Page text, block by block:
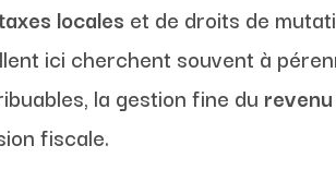
locales et de droits de
ici cherchent souvent à
la gestion fine du
fiscale.